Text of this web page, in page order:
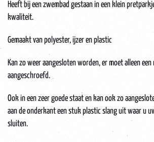
Heeft bij een zwembad gestaan in een klein
kwaliteit.
Gemaakt van polyester, ijzer en plastic
Kan zo weer aangesloten worden, er moet alleen
aangeschroefd.
Ook in een zeer goede staat en kan ook zo
aan de onderkant een stuk plastic slang uit waar u
sluiten.